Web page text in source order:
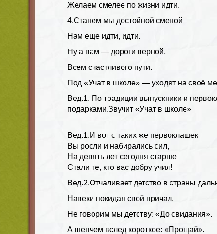
Желаем смелее по жизни идти.
4.Станем мы достойной сменой
Нам еще идти, идти.
Ну а вам — дороги верной,
Всем счастливого пути.
Под «Учат в школе» — уходят на своё
Вед.1. По традиции выпускники и
подарками.Звучит «Учат в школе»
Вед.1.И вот с таких же первоклашек
Вы росли и набирались сил,
На девять лет сегодня старше
Стали те, кто вас добру учил!
Вед.2.Отчаливает детство в страны
Навеки покидая свой причал.
Не говорим мы детству: «До свидания»,
А шепчем вслед короткое: «Прощай».